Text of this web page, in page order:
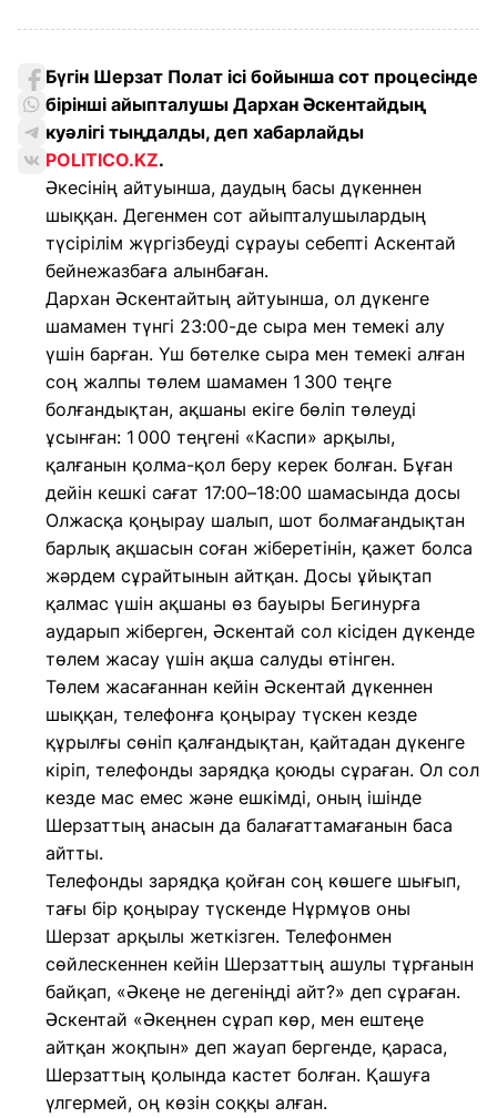
Бүгін Шерзат Полат ісі бойынша сот процесінде
бірінші айыпталушы Дархан Әскентайдың
куәлігі тыңдалды, деп хабарлайды
POLITICO.KZ.
Әкесінің айтуынша, даудың басы дүкеннен
шыққан. Дегенмен сот айыпталушылардың
түсірілім жүргізбеуді сұрауы себепті Аскентай
бейнежазбаға алынбаған.
Дархан Әскентайтың айтуынша, ол дүкенге
шамамен түнгі 23:00-де сыра мен темекі алу
үшін барған. Үш бөтелке сыра мен темекі алған
соң жалпы төлем шамамен 1 300 теңге
болғандықтан, ақшаны екіге бөліп төлеуді
ұсынған: 1 000 теңгені «Каспи» арқылы,
қалғанын қолма-қол беру керек болған. Бұған
дейін кешкі сағат 17:00–18:00 шамасында досы
Олжасқа қоңырау шалып, шот болмағандықтан
барлық ақшасын соған жіберетінін, қажет болса
жәрдем сұрайтынын айтқан. Досы ұйықтап
қалмас үшін ақшаны өз бауыры Бегинурға
аударып жіберген, Әскентай сол кісіден дүкенде
төлем жасау үшін ақша салуды өтінген.
Төлем жасағаннан кейін Әскентай дүкеннен
шыққан, телефонға қоңырау түскен кезде
құрылғы сөніп қалғандықтан, қайтадан дүкенге
кіріп, телефонды зарядқа қоюды сұраған. Ол сол
кезде мас емес және ешкімді, оның ішінде
Шерзаттың анасын да балағаттамағанын баса
айтты.
Телефонды зарядқа қойған соң көшеге шығып,
тағы бір қоңырау түскенде Нұрмұов оны
Шерзат арқылы жеткізген. Телефонмен
сөйлескеннен кейін Шерзаттың ашулы тұрғанын
байқап, «Әкеңе не дегеніңді айт?» деп сұраған.
Әскентай «Әкеңнен сұрап көр, мен ештеңе
айтқан жоқпын» деп жауап бергенде, қараса,
Шерзаттың қолында кастет болған. Қашуға
үлгермей, оң көзін соққы алған.